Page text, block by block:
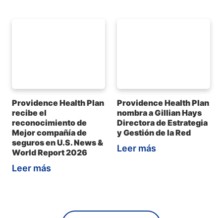
Providence Health Plan
recibe el
reconocimiento de
Mejor compañía de
seguros en U.S. News &
World Report 2026
Leer más
Providence Health Plan
nombra a Gillian Hays
Directora de Estrategia
y Gestión de la Red
Leer más